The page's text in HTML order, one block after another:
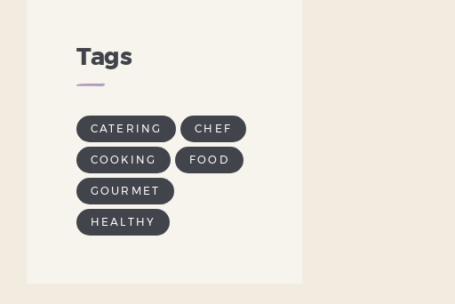
Tags
CATERING CHEF
COOKING FOOD
GOURMET
HEALTHY